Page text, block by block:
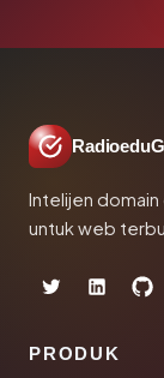
Intelijen
untuk web
PRODUK